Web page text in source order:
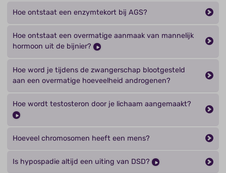
Hoe ontstaat een enzymtekort bij AGS?
Hoe ontstaat een overmatige aanmaak van mannelijk
hormoon uit de bijnier?
Hoe word je tijdens de zwangerschap blootgesteld
aan een overmatige hoeveelheid androgenen?
Hoe wordt testosteron door je lichaam aangemaakt?
Hoeveel chromosomen heeft een mens?
Is hypospadie altijd een uiting van DSD?